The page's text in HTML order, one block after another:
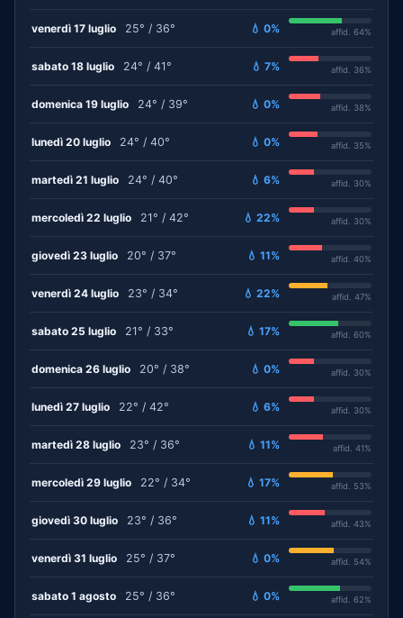
venerdì 17 luglio 25° / 36° 💧 0% affid. 64%
sabato 18 luglio 24° / 41° 💧 7% affid. 36%
domenica 19 luglio 24° / 39° 💧 0% affid. 38%
lunedì 20 luglio 24° / 40° 💧 0% affid. 35%
martedì 21 luglio 24° / 40° 💧 6% affid. 30%
mercoledì 22 luglio 21° / 42° 💧 22% affid. 30%
giovedì 23 luglio 20° / 37° 💧 11% affid. 40%
venerdì 24 luglio 23° / 34° 💧 22% affid. 47%
sabato 25 luglio 21° / 33° 💧 17% affid. 60%
domenica 26 luglio 20° / 38° 💧 0% affid. 30%
lunedì 27 luglio 22° / 42° 💧 6% affid. 30%
martedì 28 luglio 23° / 36° 💧 11% affid. 41%
mercoledì 29 luglio 22° / 34° 💧 17% affid. 53%
giovedì 30 luglio 23° / 36° 💧 11% affid. 43%
venerdì 31 luglio 25° / 37° 💧 0% affid. 54%
sabato 1 agosto 25° / 36° 💧 0% affid. 62%